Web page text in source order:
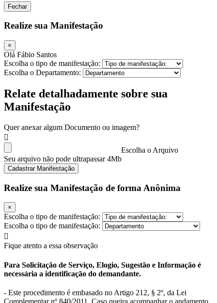
Fechar
Realize sua Manifestação
×
Olá Fábio Santos
Escolha o tipo de manifestação:
Escolha o Departamento:
Relate detalhadamente sobre sua
Manifestação
Quer anexar algum Documento ou imagem?
Escolha o Arquivo
Seu arquivo não pode ultrapassar 4Mb
Cadastrar Manifestação
Realize sua Manifestação de forma Anônima
×
Escolha o tipo de manifestação:
Escolha o tipo de manifestação:
Fique atento a essa observação
Para Solicitação de Serviço, Elogio, Sugestão e Informação é
necessária a identificação do demandante.
- Este procedimento é embasado no Artigo 212, § 2º, da Lei
Complementar nº 840/2011. Caso queira acompanhar o andamento,